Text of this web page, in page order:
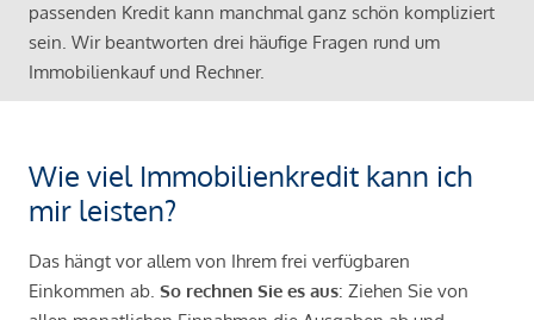
passenden Kredit kann manchmal ganz schön kompliziert
sein. Wir beantworten drei häufige Fragen rund um
Immobilienkauf und Rechner.
Wie viel Immobilienkredit kann ich
mir leisten?
Das hängt vor allem von Ihrem frei verfügbaren
Einkommen ab. So rechnen Sie es aus: Ziehen Sie von